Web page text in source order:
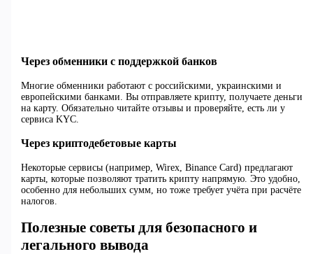
Через обменники с поддержкой банков
Многие обменники работают с российскими, украинскими и
европейскими банками. Вы отправляете крипту, получаете деньги
на карту. Обязательно читайте отзывы и проверяйте, есть ли у
сервиса KYC.
Через криптодебетовые карты
Некоторые сервисы (например, Wirex, Binance Card) предлагают
карты, которые позволяют тратить крипту напрямую. Это удобно,
особенно для небольших сумм, но тоже требует учёта при расчёте
налогов.
Полезные советы для безопасного и
легального вывода